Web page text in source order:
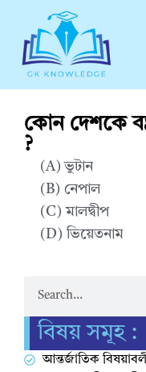
কোন দেশকে
?
(A) ভুটান
(B) নেপাল
(C) মালদ্বীপ
(D) ভিয়েতনাম
বিষয় সমূহ :
আন্তর্জাতিক